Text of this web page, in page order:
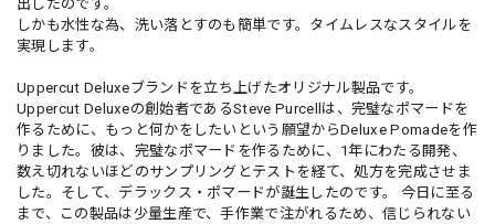
出したのです。
しかも水性な為、洗い落とすのも簡単です。タイムレスなスタイルを
実現します。
Uppercut Deluxeブランドを立ち上げたオリジナル製品です。
Uppercut Deluxeの創始者であるSteve Purcellは、完璧なポマードを
作るために、もっと何かをしたいという願望からDeluxe Pomadeを作
りました。彼は、完璧なポマードを作るために、1年にわたる開発、
数え切れないほどのサンプリングとテストを経て、処方を完成させま
した。そして、デラックス・ポマードが誕生したのです。 今日に至る
まで、この製品は少量生産で、手作業で注がれるため、信じられない